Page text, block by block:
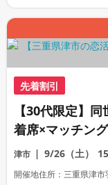
先着割引
【30代限定】
着席×マッチン
ン
津市 9/26（土）
開催地住所：三重県津